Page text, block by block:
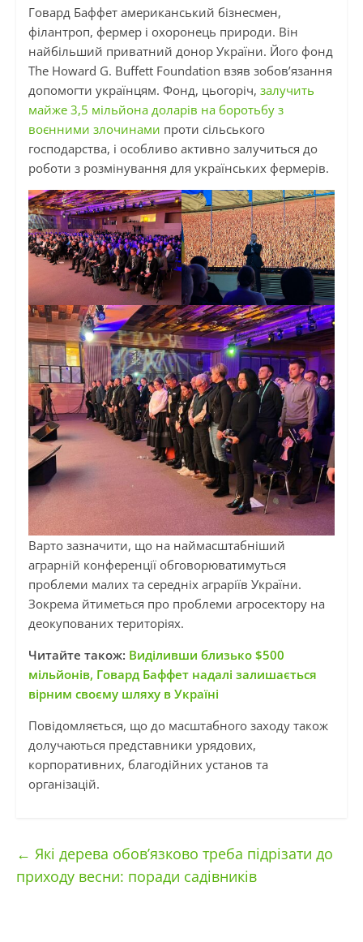
Говард Баффет американський бізнесмен,
філантроп, фермер і охоронець природи. Він
найбільший приватний донор України. Його фонд
The Howard G. Buffett Foundation взяв зобов’язання
допомогти українцям. Фонд, цьогоріч, залучить
майже 3,5 мільйона доларів на боротьбу з
воєнними злочинами проти сільського
господарства, і особливо активно залучиться до
роботи з розмінування для українських фермерів.
Варто зазначити, що на наймасштабніший
аграрній конференції обговорюватимуться
проблеми малих та середніх аграріїв України.
Зокрема йтиметься про проблеми агросектору на
деокупованих територіях.
Читайте також: Виділивши близько $500
мільйонів, Говард Баффет надалі залишається
вірним своєму шляху в Україні
Повідомляється, що до масштабного заходу також
долучаються представники урядових,
корпоративних, благодійних установ та
організацій.
← Які дерева обов’язково треба підрізати до
приходу весни: поради садівників